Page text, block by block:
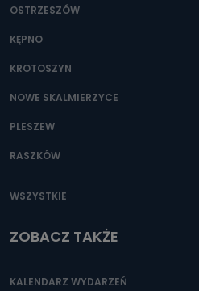
OSTRZESZÓW
KĘPNO
KROTOSZYN
NOWE SKALMIERZYCE
PLESZEW
RASZKÓW
WSZYSTKIE
ZOBACZ TAKŻE
KALENDARZ WYDARZEŃ